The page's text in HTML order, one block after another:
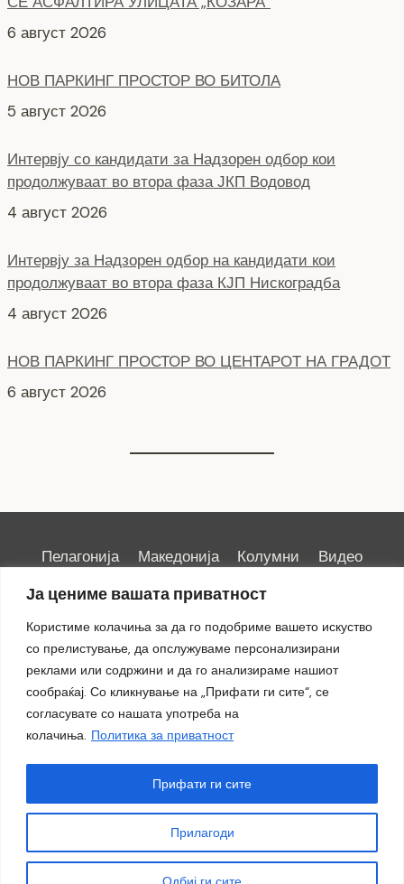
Ја цениме вашата приватност
Користиме колачиња за да го подобриме вашето искуство
со прелистување, да опслужуваме персонализирани
реклами или содржини и да го анализираме нашиот
сообраќај. Со кликнување на „Прифати ги сите“, се
согласувате со нашата употреба на
колачиња. Политика за приватност
Прилагоди
Прифати ги сите
НОВ ПАРКИНГ ПРОСТОР ВО БИТОЛА
5 август 2026
Интервју со кандидати за Надзорен одбор кои
продолжуваат во втора фаза ЈКП Водовод
Интервју за Надзорен одбор на кандидати кои
продолжуваат во втора фаза КЈП Нискоградба
НОВ ПАРКИНГ ПРОСТОР ВО ЦЕНТАРОТ НА ГРАДОТ
6 август 2026
Пелагонија Македонија Колумни
Видео
Емисии
Култура Здравје
Занимливости
Спорт
ИРИС
Импресум
© 2018 - 2026 ОТВ